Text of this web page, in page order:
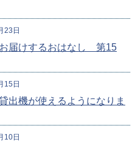
23日
お届けするおはなし 第15
15日
出機が使えるようになりま
10日